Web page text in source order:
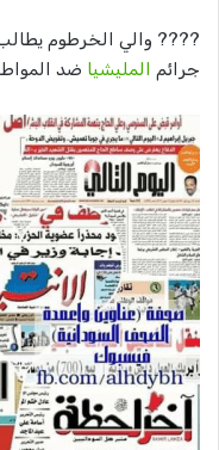
????‬‏ والي الخرطوم يطالب
جرائم المليشيا ضد